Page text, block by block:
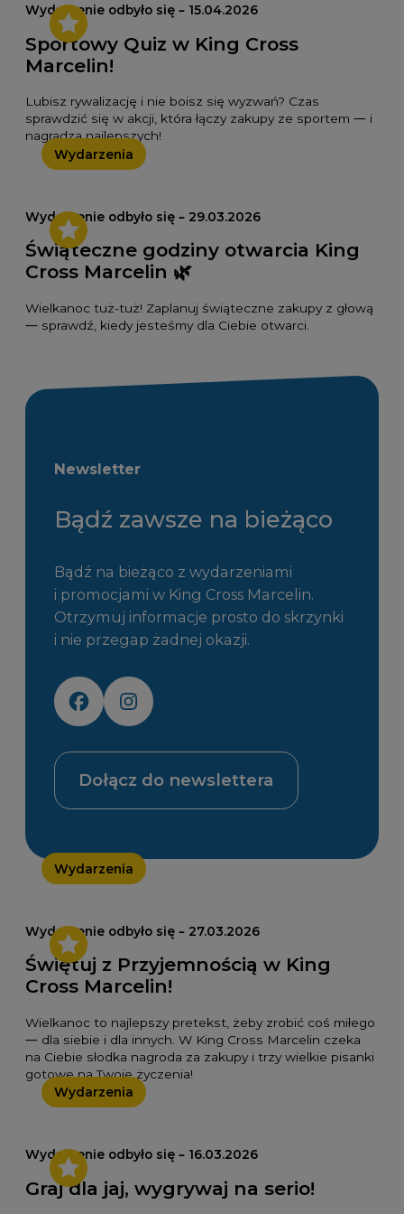
Wydarzenie odbyło się – 15.04.2026
Sportowy Quiz w King Cross
Marcelin!
Lubisz rywalizację i nie boisz się wyzwań? Czas
sprawdzić się w akcji, która łączy zakupy ze sportem — i
nagradza najlepszych!
Wydarzenia
Wydarzenie odbyło się – 29.03.2026
Świąteczne godziny otwarcia King
Cross Marcelin 🌿
Wielkanoc tuż-tuż! Zaplanuj świąteczne zakupy z głową
— sprawdź, kiedy jesteśmy dla Ciebie otwarci.
Newsletter
Bądź zawsze na bieżąco
Bądź na bieżąco z wydarzeniami
i promocjami w King Cross Marcelin.
Otrzymuj informacje prosto do skrzynki
i nie przegap żadnej okazji.
Dołącz do newslettera
Wydarzenia
Wydarzenie odbyło się – 27.03.2026
Świętuj z Przyjemnością w King
Cross Marcelin!
Wielkanoc to najlepszy pretekst, żeby zrobić coś miłego
— dla siebie i dla innych. W King Cross Marcelin czeka
na Ciebie słodka nagroda za zakupy i trzy wielkie pisanki
gotowe na Twoje życzenia!
Wydarzenia
Wydarzenie odbyło się – 16.03.2026
Graj dla jaj, wygrywaj na serio!